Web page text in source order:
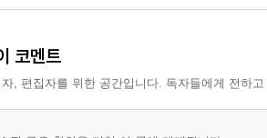
의 개요 작성과 그 법칙들
부에 대한 고찰
코멘트
, 편집자를 위한 공간입니다. 독자들에게 전하